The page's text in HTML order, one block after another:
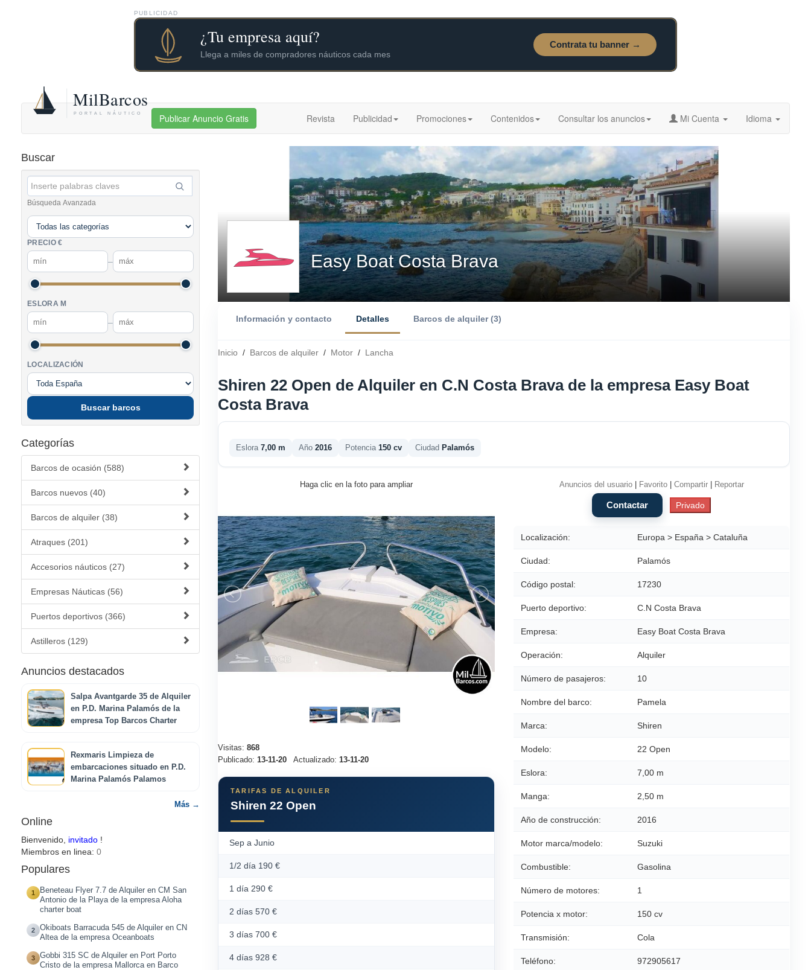
PUBLICIDAD
Publicar Anuncio Gratis Revista Publicidad Promociones Contenidos Consultar los anuncios Mi Cuenta Idioma
Buscar
Búsqueda Avanzada
PRECIO €
–
ESLORA M
–
LOCALIZACIÓN
Buscar barcos
Categorías
Barcos de ocasión (588)
Barcos nuevos (40)
Barcos de alquiler (38)
Atraques (201)
Accesorios náuticos (27)
Empresas Náuticas (56)
Puertos deportivos (366)
Astilleros (129)
Anuncios destacados
Salpa Avantgarde 35 de Alquiler
en P.D. Marina Palamós de la
empresa Top Barcos Charter
Rexmaris Limpieza de
embarcaciones situado en P.D.
Marina Palamós Palamos
Más →
Online
Bienvenido, invitado !
Miembros en linea: 0
Populares
1
Beneteau Flyer 7.7 de Alquiler en CM San
Antonio de la Playa de la empresa Aloha
charter boat
2
Okiboats Barracuda 545 de Alquiler en CN
Altea de la empresa Oceanboats
3
Gobbi 315 SC de Alquiler en Port Porto
Cristo de la empresa Mallorca en Barco
Easy Boat Costa Brava
Información y contacto Detalles Barcos de alquiler (3)
Inicio / Barcos de alquiler / Motor / Lancha
Shiren 22 Open de Alquiler en C.N Costa Brava de la empresa Easy Boat
Costa Brava
Eslora 7,00 m Año 2016 Potencia 150 cv Ciudad Palamós
Haga clic en la foto para ampliar
Visitas: 868
Publicado: 13-11-20 Actualizado: 13-11-20
TARIFAS DE ALQUILER
Shiren 22 Open
Sep a Junio
1/2 día 190 €
1 día 290 €
2 días 570 €
3 días 700 €
4 días 928 €
Anuncios del usuario| Favorito| Compartir| Reportar
Localización: Europa > España > Cataluña
Ciudad: Palamós
Código postal: 17230
Puerto deportivo: C.N Costa Brava
Empresa: Easy Boat Costa Brava
Operación: Alquiler
Número de pasajeros: 10
Nombre del barco: Pamela
Marca: Shiren
Modelo: 22 Open
Eslora: 7,00 m
Manga: 2,50 m
Año de construcción: 2016
Motor marca/modelo: Suzuki
Combustible: Gasolina
Número de motores: 1
Potencia x motor: 150 cv
Transmisión: Cola
Teléfono: 972905617